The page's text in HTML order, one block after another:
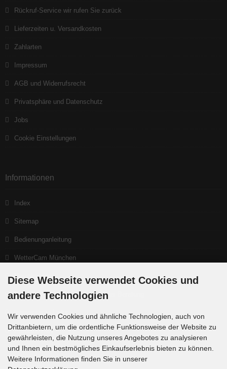
Rückruf-Service wir rufen Sie zurück
Lieferzeiten u. Versandkosten
Zahlarten
Impressum
AGB und Widerrufsrecht
Privatsphäre und Datenschutz
Jobs
Cookie Einstellungen
Informationen
Index
Sitemap
Bedienunganleitung
WetterCam München
Neuigkeiten
Ein gutes Teleskop beginnt bei der Beratung
Interessante Links
Produktlisten
Diese Webseite verwendet Cookies und
andere Technologien
Wir verwenden Cookies und ähnliche Technologien, auch von
Drittanbietern, um die ordentliche Funktionsweise der Website zu
gewährleisten, die Nutzung unseres Angebotes zu analysieren
und Ihnen ein bestmögliches Einkaufserlebnis bieten zu können.
Weitere Informationen finden Sie in unserer